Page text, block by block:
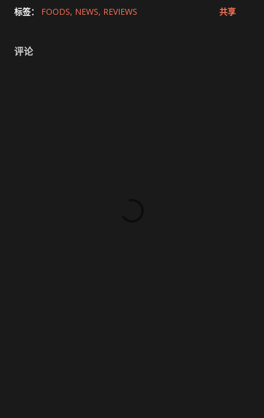
标签： FOODS NEWS REVIEWS 共享
评论